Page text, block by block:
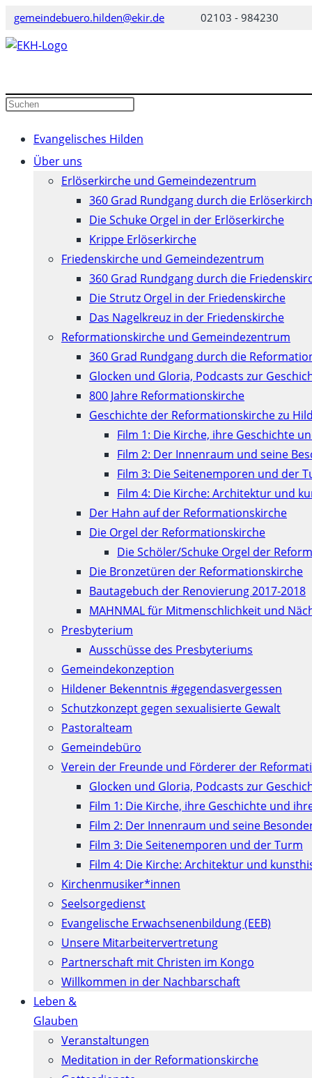
Zum
springen
gemeindebuero.hilden@ekir.de 02103 - 984230
Diese
durchsuchen
Press
to
search
panel.
Evangelisches Hilden
Über uns
Erlöserkirche und Gemeindezentrum
360 Grad Rundgang durch die
Die Schuke Orgel in der Erlöserkirche
Krippe Erlöserkirche
Friedenskirche und Gemeindezentrum
360 Grad Rundgang durch die
Die Strutz Orgel in der Friedenskirche
Das Nagelkreuz in der Friedenskirche
Reformationskirche und Gemeindezentrum
360 Grad Rundgang durch die
Glocken und Gloria, Podcasts zur
800 Jahre Reformationskirche
Geschichte der Reformationskirche zu
Film 1: Die Kirche, ihre Geschichte
Film 2: Der Innenraum und seine
Film 3: Die Seitenemporen und der
Film 4: Die Kirche: Architektur und
Der Hahn auf der Reformationskirche
Die Orgel der Reformationskirche
Die Schöler/Schuke Orgel der
Die Bronzetüren der Reformationskirche
Bautagebuch der Renovierung 2017-2018
MAHNMAL für Mitmenschlichkeit und
Presbyterium
Ausschüsse des Presbyteriums
Gemeindekonzeption
Hildener Bekenntnis #gegendasvergessen
Schutzkonzept gegen sexualisierte Gewalt
Pastoralteam
Gemeindebüro
Verein der Freunde und Förderer der
Glocken und Gloria, Podcasts zur
Film 1: Die Kirche, ihre Geschichte und
Film 2: Der Innenraum und seine
Film 3: Die Seitenemporen und der Turm
Film 4: Die Kirche: Architektur und
Kirchenmusiker*innen
Seelsorgedienst
Evangelische Erwachsenenbildung (EEB)
Unsere Mitarbeitervertretung
Partnerschaft mit Christen im Kongo
Willkommen in der Nachbarschaft
Leben &
Glauben
Veranstaltungen
Meditation in der Reformationskirche